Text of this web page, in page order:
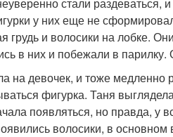
у них еще не
грудь и волосики на лобке.
в них и побежали в
на девочек, и тоже медленно
фигурка. Таня
появляться, но правда, у
волосики, в